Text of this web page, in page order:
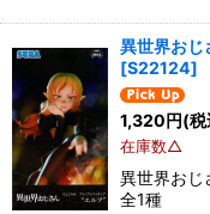
異世界おじ
[S22124]
1,320円(税
在庫数△
異世界おじ
全1種